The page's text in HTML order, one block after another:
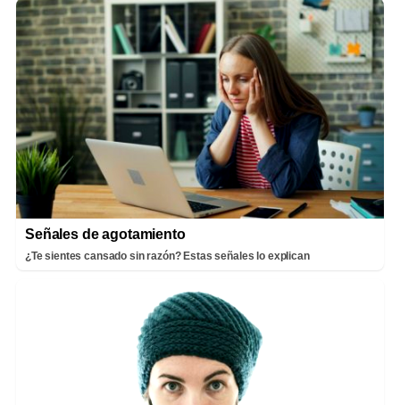
Señales de agotamiento
¿Te sientes cansado sin razón? Estas señales lo explican